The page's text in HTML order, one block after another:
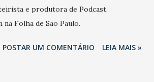
e produtora de Podcast.
Folha de São Paulo.
POSTAR UM COMENTÁRIO LEIA MAIS »